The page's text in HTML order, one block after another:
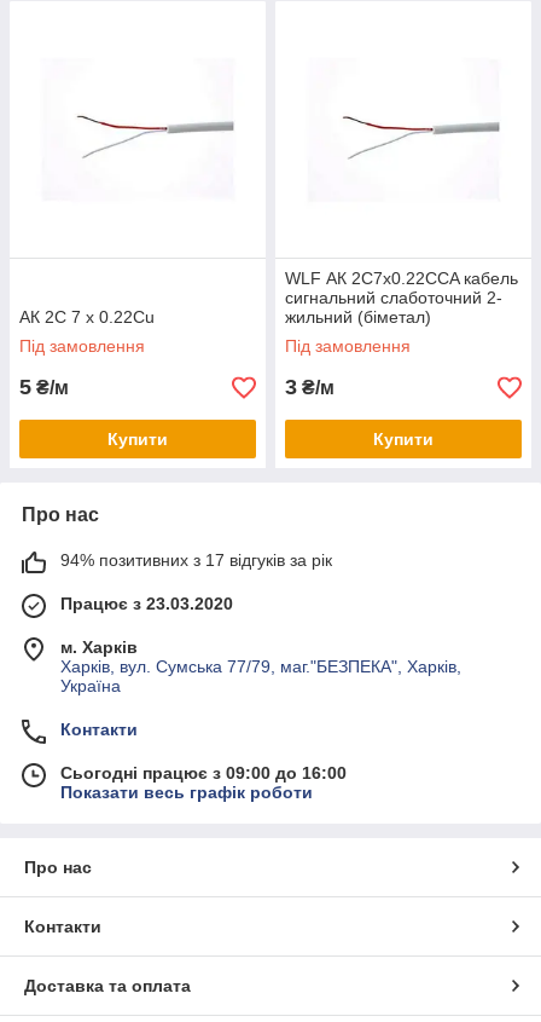
АК 2C 7 х 0.22Cu
Під замовлення
5 ₴/м
Купити
WLF АК 2C7х0.22CCA кабель
сигнальний слаботочний 2-
жильний (біметал)
Під замовлення
3 ₴/м
Купити
Про нас
94% позитивних з 17 відгуків за рік
Працює з 23.03.2020
м. Харків
Харків, вул. Сумська 77/79, маг."БЕЗПЕКА", Харків,
Україна
Контакти
Сьогодні працює з 09:00 до 16:00
Показати весь графік роботи
Про нас
Контакти
Доставка та оплата